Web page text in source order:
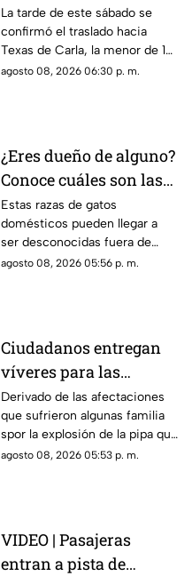
de menor que sufrió
quemadura en la
explosión de gas LP en
Cuernavaca
La tarde de este sábado se
confirmó el traslado hacia
Texas de Carla, la menor de 15
años que resultó gravemente
agosto 08, 2026 06:30 p. m.
¿Eres dueño de alguno?
Conoce cuáles son las
cinco razas más raras
de gatos domésticos en
todo el mundo
Estas razas de gatos
domésticos pueden llegar a
ser desconocidas fuera de
círculos especializados, y
agosto 08, 2026 05:56 p. m.
Ciudadanos entregan
víveres para las
familias afectadas por
la explosión de pipa en
Cuernavaca
Derivado de las afectaciones
que sufrieron algunas familia
spor la explosión de la pipa que
transportaba gas LP,
agosto 08, 2026 05:53 p. m.
VIDEO | Pasajeras
entran a pista de